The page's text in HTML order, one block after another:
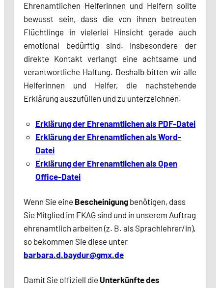
Ehrenamtlichen Helferinnen und Helfern sollte
bewusst sein, dass die von ihnen betreuten
Flüchtlinge in vielerlei Hinsicht gerade auch
emotional bedürftig sind. Insbesondere der
direkte Kontakt verlangt eine achtsame und
verantwortliche Haltung. Deshalb bitten wir alle
Helferinnen und Helfer, die nachstehende
Erklärung auszufüllen und zu unterzeichnen.
Erklärung der Ehrenamtlichen als PDF-Datei
Erklärung der Ehrenamtlichen als Word-
Datei
Erklärung der Ehrenamtlichen als Open
Office-Datei
Wenn Sie eine Bescheinigung benötigen, dass
Sie Mitglied im FKAG sind und in unserem Auftrag
ehrenamtlich arbeiten (z. B. als Sprachlehrer/in),
so bekommen Sie diese unter
barbara.d.baydur@gmx.de
Damit Sie offiziell die Unterkünfte des